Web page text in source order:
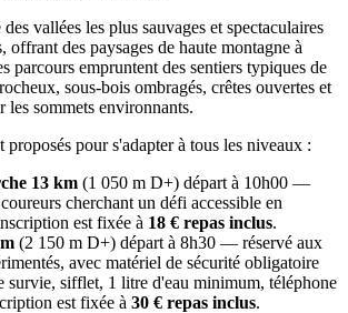
vallées les plus sauvages et spectaculaires
offrant des paysages de haute montagne à
parcours empruntent des sentiers typiques de
sous-bois ombragés, crêtes ouvertes et
les sommets environnants.
proposés pour s'adapter à tous les niveaux :
13 km (1 050 m D+) départ à 10h00 —
cherchant un défi accessible en
est fixée à 18 € repas inclus.
(2 150 m D+) départ à 8h30 — réservé aux
avec matériel de sécurité obligatoire
survie, sifflet, 1 litre d'eau minimum, téléphone
est fixée à 30 € repas inclus.